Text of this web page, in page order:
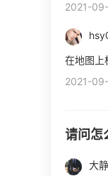
2021-
在地图上
2021-
请问怎
大